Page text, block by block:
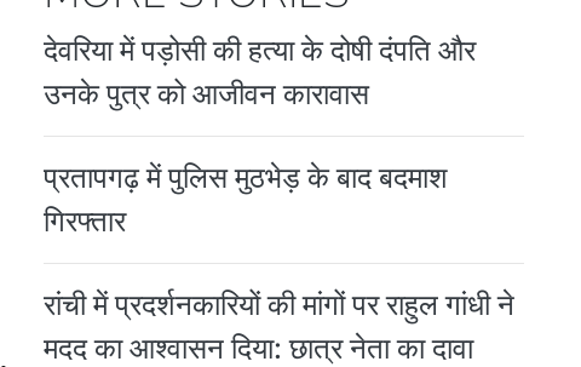
देवरिया में पड़ोसी की हत्या के दोषी दंपति और
उनके पुत्र को आजीवन कारावास
प्रतापगढ़ में पुलिस मुठभेड़ के बाद बदमाश
गिरफ्तार
रांची में प्रदर्शनकारियों की मांगों पर राहुल गांधी ने
मदद का आश्वासन दिया: छात्र नेता का दावा